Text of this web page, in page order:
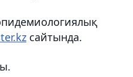
сайтында.